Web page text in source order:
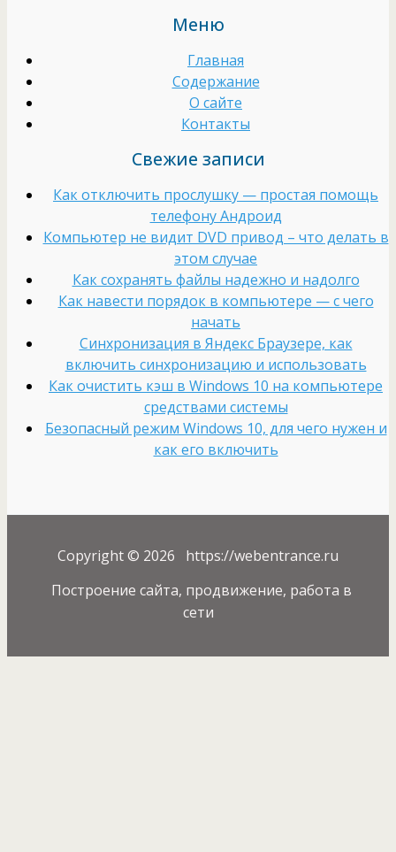
Меню
Главная
Содержание
О сайте
Контакты
Свежие записи
Как отключить прослушку — простая помощь
телефону Андроид
Компьютер не видит DVD привод – что делать в
этом случае
Как сохранять файлы надежно и надолго
Как навести порядок в компьютере — с чего
начать
Cинхронизация в Яндекс Браузере, как
включить синхронизацию и использовать
Как очистить кэш в Windows 10 на компьютере
средствами системы
Безопасный режим Windows 10, для чего нужен и
как его включить
Copyright © 2026 https://webentrance.ru
Построение сайта, продвижение, работа в
сети